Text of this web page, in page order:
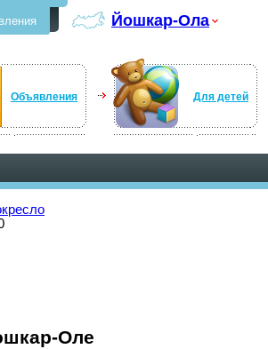
Йошкар-Ола
Объявления Для детей
Оле